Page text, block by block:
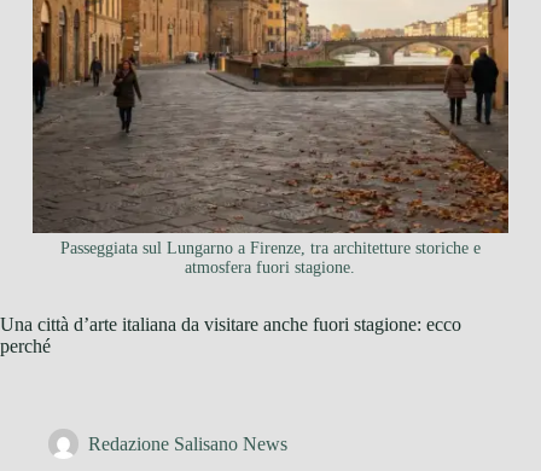
Passeggiata sul Lungarno a Firenze, tra architetture storiche e
atmosfera fuori stagione.
Una città d’arte italiana da visitare anche fuori stagione: ecco
perché
Redazione Salisano News